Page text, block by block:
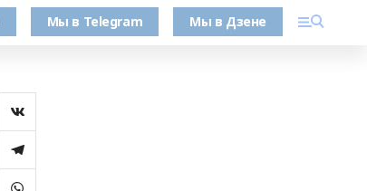
Мы в Telegram Мы в Дзене